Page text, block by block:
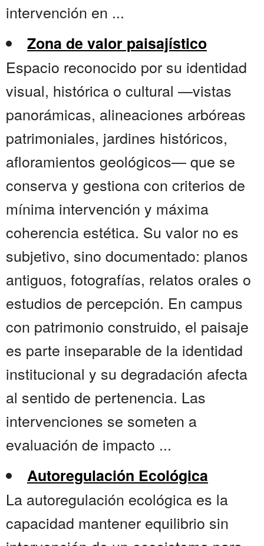
intervención en ...
Zona de valor paisajístico
Espacio reconocido por su identidad
visual, histórica o cultural —vistas
panorámicas, alineaciones arbóreas
patrimoniales, jardines históricos,
afloramientos geológicos— que se
conserva y gestiona con criterios de
mínima intervención y máxima
coherencia estética. Su valor no es
subjetivo, sino documentado: planos
antiguos, fotografías, relatos orales o
estudios de percepción. En campus
con patrimonio construido, el paisaje
es parte inseparable de la identidad
institucional y su degradación afecta
al sentido de pertenencia. Las
intervenciones se someten a
evaluación de impacto ...
Autoregulación Ecológica
La autoregulación ecológica es la
capacidad mantener equilibrio sin